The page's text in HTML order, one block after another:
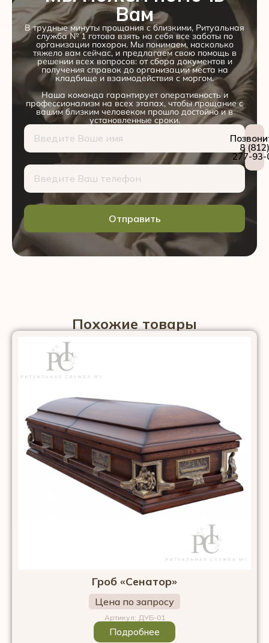
Вам
В трудные минуты прощания с близкими, Ритуальная
служба № 1 готова взять на себя все заботы по
организации похорон. Мы понимаем, насколько
тяжело вам сейчас, и предлагаем свою помощь в
решении всех вопросов: от сбора документов и
получения справок до организации места на
кладбище и взаимодействия с моргом.
Наша команда гарантирует оперативность и
профессионализм на всех этапах, чтобы прощание с
вашим близким человеком прошло достойно и в
установленные сроки.
Отправить
8 (812)
277-93-
Похожие товары
Гроб «Сенатор»
Цена по запросу
Артикул: ДУБ-01
Подробнее